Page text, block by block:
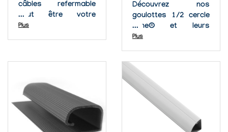
câbles refermable
peut être votre
solution. Ces
d'accéder facilement
aux câbles. Le ruban
adhésif sur l'arrière
du canal...
Plus
Découvrez nos
goulottes 1/2 cercle
Dline® et leurs
accessoires ! Vous
longueur particulière ?
Nous avons tout ce
qu'il vous faut : A
l'unité : . Goulottes
1/2 cercle : 16x08
mm en 1 mètres /
Plus